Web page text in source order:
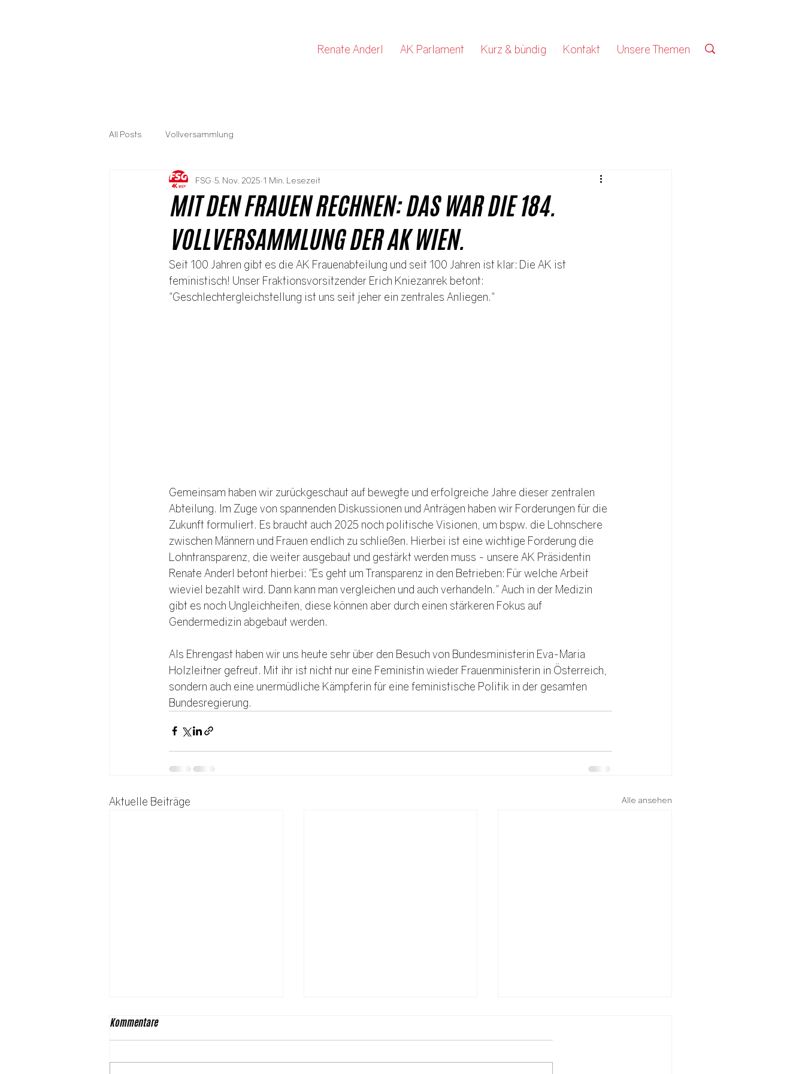
Renate Anderl AK Parlament Kurz & bündig Kontakt Unsere Themen
All Posts Vollversammlung
MIT DEN FRAUEN RECHNEN: DAS WAR DIE 184.
VOLLVERSAMMLUNG DER AK WIEN.
FSG 5. Nov. 2025 1 Min. Lesezeit
Seit 100 Jahren gibt es die AK Frauenabteilung und seit 100 Jahren ist klar: Die AK ist
feministisch! Unser Fraktionsvorsitzender Erich Kniezanrek betont:
"Geschlechtergleichstellung ist uns seit jeher ein zentrales Anliegen."
Gemeinsam haben wir zurückgeschaut auf bewegte und erfolgreiche Jahre dieser zentralen
Abteilung. Im Zuge von spannenden Diskussionen und Anträgen haben wir Forderungen für die
Zukunft formuliert. Es braucht auch 2025 noch politische Visionen, um bspw. die Lohnschere
zwischen Männern und Frauen endlich zu schließen. Hierbei ist eine wichtige Forderung die
Lohntransparenz, die weiter ausgebaut und gestärkt werden muss - unsere AK Präsidentin
Renate Anderl betont hierbei: "Es geht um Transparenz in den Betrieben: Für welche Arbeit
wieviel bezahlt wird. Dann kann man vergleichen und auch verhandeln." Auch in der Medizin
gibt es noch Ungleichheiten, diese können aber durch einen stärkeren Fokus auf
Gendermedizin abgebaut werden.
Als Ehrengast haben wir uns heute sehr über den Besuch von Bundesministerin Eva-Maria
Holzleitner gefreut. Mit ihr ist nicht nur eine Feministin wieder Frauenministerin in Österreich,
sondern auch eine unermüdliche Kämpferin für eine feministische Politik in der gesamten
Bundesregierung.
Aktuelle Beiträge Alle ansehen
Kommentare